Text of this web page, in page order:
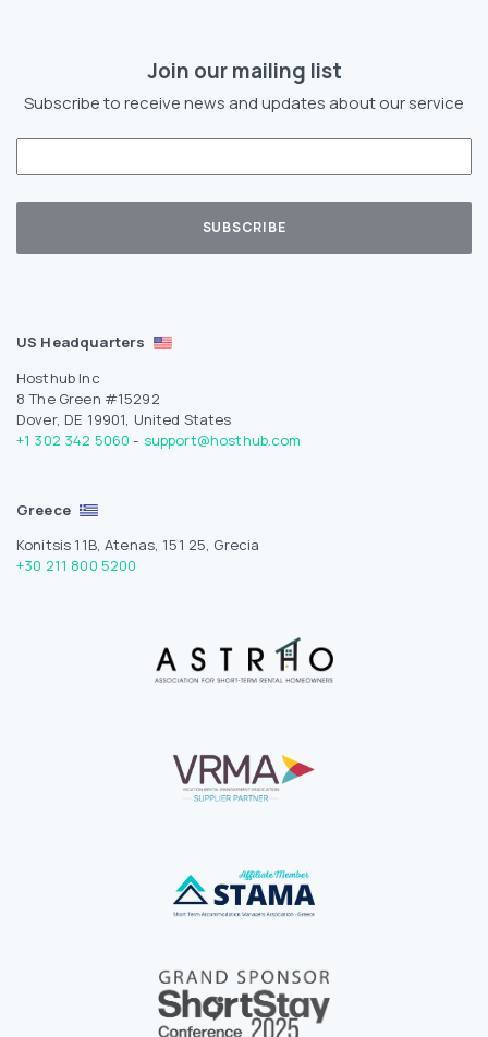
Join our mailing list
Subscribe to receive news and updates about our service
US Headquarters
Hosthub Inc
8 The Green #15292
Dover, DE 19901, United States
+1 302 342 5060 - support@hosthub.com
Greece
Konitsis 11B, Atenas, 151 25, Grecia
+30 211 800 5200